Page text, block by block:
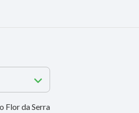
Flor da Serra